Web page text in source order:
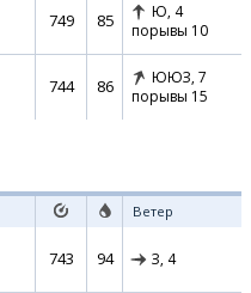
749 85 Ю, 4
порывы 10
744 86 ЮЮЗ, 7
порывы 15
Ветер
743 94 З, 4